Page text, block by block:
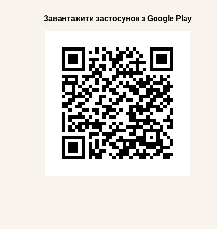
Завантажити застосунок з Google Play